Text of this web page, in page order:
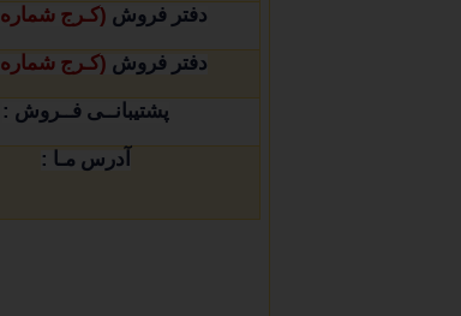
دفتر فروش (کـرج شماره
دفتر فروش (کـرج شماره
پشتیبانــی فــروش :
آدرس مـا :